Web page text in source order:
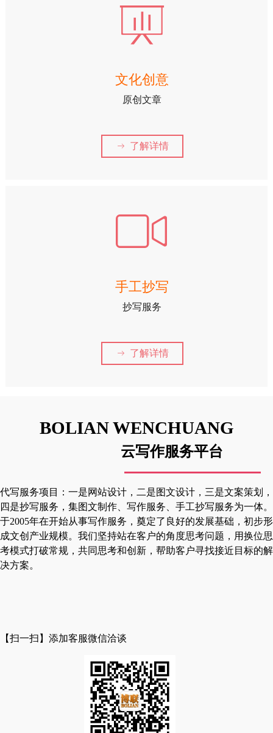
云写作服务平台
代写服务项目：一是网站设计，二是图文设计，三是文案策划，
四是抄写服务，集图文制作、写作服务、手工抄写服务为一体。
于2005年在开始从事写作服务，奠定了良好的发展基础，初步形
成文创产业规模。 我们坚持站在客户的角度思考问题，用换位思
考模式打破常规，共同思考和创新，帮助客户寻找接近目标的解
决方案。
BOLIAN WENCHUANG
【扫一扫】添加客服微信洽谈
原创文章
文化创意
ꁹ 了解详情
ꀣ
抄写服务
ꀕ
ꁹ 了解详情
手工抄写